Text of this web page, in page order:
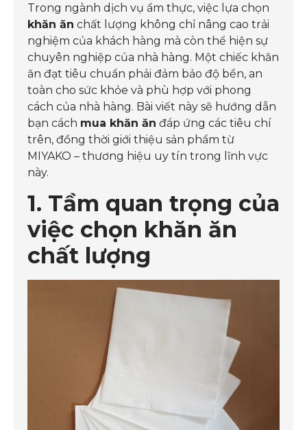
Trong ngành dịch vụ ẩm thực, việc lựa chọn
khăn ăn chất lượng không chỉ nâng cao trải
nghiệm của khách hàng mà còn thể hiện sự
chuyên nghiệp của nhà hàng. Một chiếc khăn
ăn đạt tiêu chuẩn phải đảm bảo độ bền, an
toàn cho sức khỏe và phù hợp với phong
cách của nhà hàng. Bài viết này sẽ hướng dẫn
bạn cách mua khăn ăn đáp ứng các tiêu chí
trên, đồng thời giới thiệu sản phẩm từ
MIYAKO – thương hiệu uy tín trong lĩnh vực
này.
1. Tầm quan trọng của
việc chọn khăn ăn
chất lượng